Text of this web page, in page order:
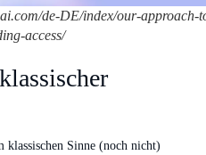
de-DE/index/our-approach-
access/
Sinne (noch nicht)